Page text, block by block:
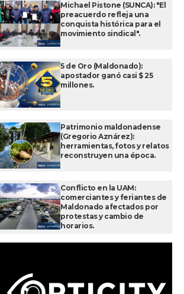
Michael Pistone (SUNCA): "El
preacuerdo refleja una
conquista histórica para el
movimiento sindical".
5 de Oro (Maldonado):
apostador ganó casi $ 25
millones.
Patrimonio maldonadense
(Gregorio Aznárez):
herramientas, fotos y relatos
reconstruyen una época.
Conflicto en la UAM:
comerciantes y feriantes de
Maldonado afectados por
protestas y cambio de
horarios.